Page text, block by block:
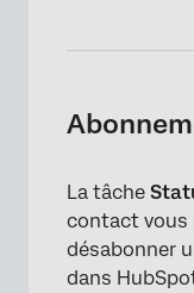
La tâche
contact vous
désabonner
dans